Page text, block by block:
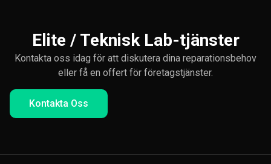
Elite / Teknisk Lab-tjänster
Kontakta oss idag för att diskutera dina reparationsbehov
eller få en offert för företagstjänster.
Kontakta Oss